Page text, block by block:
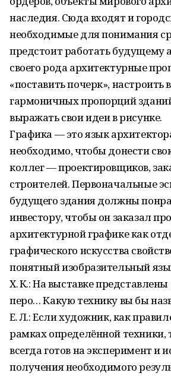
наследия. Сюда входят и
необходимые для понимания
предстоит работать будущему
своего рода архитектурные
«поставить почерк», настроить
гармоничных пропорций
выражать свои идеи в рисунке.
Графика — это язык
необходимо, чтобы донести
коллег — проектировщиков,
строителей. Первоначальные
будущего здания должны
инвестору, чтобы он заказал
архитектурной графике как
графического искусства
понятный изобразительный
Х. К.: На выставке
перо… Какую технику вы бы
Е. Л.: Если художник, как
рамках определённой техники,
всегда готов на эксперимент и
получения необходимого